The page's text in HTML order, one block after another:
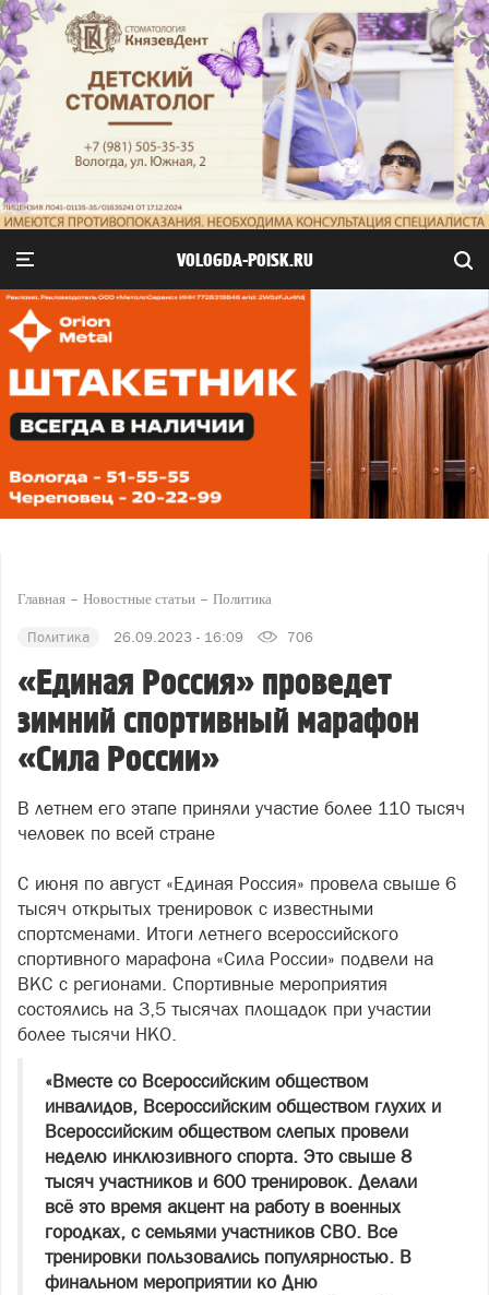
VOLOGDA-POISK.RU
Главная Новостные статьи Политика
Политика 26.09.2023 - 16:09 706
«Единая Россия» проведет
зимний спортивный марафон
«Сила России»
В летнем его этапе приняли участие более 110 тысяч
человек по всей стране
С июня по август «Единая Россия» провела свыше 6
тысяч открытых тренировок с известными
спортсменами. Итоги летнего всероссийского
спортивного марафона «Сила России» подвели на
ВКС с регионами. Спортивные мероприятия
состоялись на 3,5 тысячах площадок при участии
более тысячи НКО.
«Вместе со Всероссийским обществом
инвалидов, Всероссийским обществом глухих и
Всероссийским обществом слепых провели
неделю инклюзивного спорта. Это свыше 8
тысяч участников и 600 тренировок. Делали
всё это время акцент на работу в военных
городках, с семьями участников СВО. Все
тренировки пользовались популярностью. В
финальном мероприятии ко Дню